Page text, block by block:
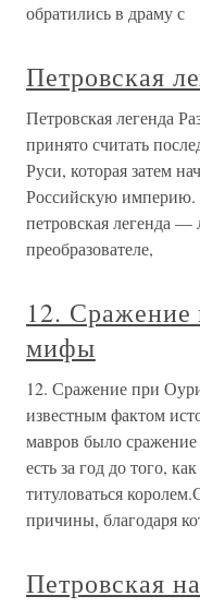
обратились в драму с
Петровская
Петровская легенда
принято считать
Руси, которая затем
Российскую империю.
петровская легенда —
преобразователе,
12.
мифы
12. Сражение при
известным фактом
мавров было
есть за год до того,
титуловаться
причины, благодаря
Петровская